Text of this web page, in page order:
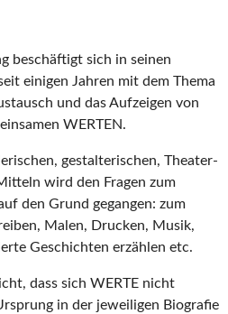
beschäftigt sich in seinen
einigen Jahren mit dem Thema
und das Aufzeigen von
WERTEN.
gestalterischen, Theater-
wird den Fragen zum
den Grund gegangen: zum
Malen, Drucken, Musik,
Geschichten erzählen etc.
dass sich WERTE nicht
in der jeweiligen Biografie